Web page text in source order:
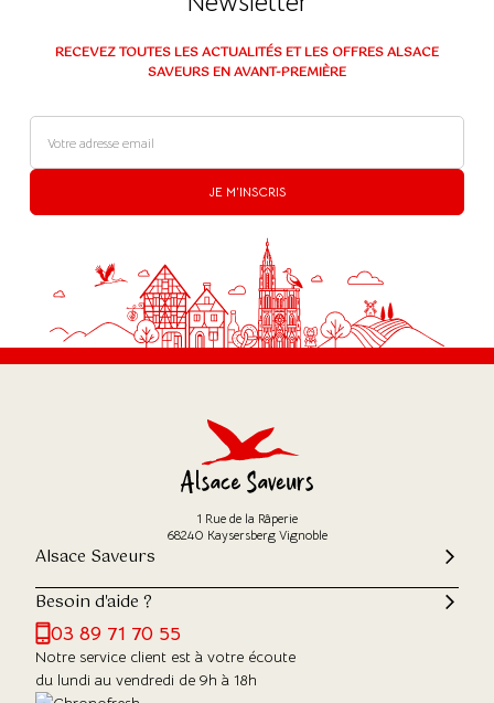
RECEVEZ TOUTES LES ACTUALITÉS ET LES OFFRES ALSACE
SAVEURS EN AVANT-PREMIÈRE
JE M'INSCRIS
1 Rue de la Râperie
68240 Kaysersberg Vignoble
Alsace Saveurs
Besoin d'aide ?
03 89 71 70 55
Notre service client est à votre écoute
du lundi au vendredi de 9h à 18h